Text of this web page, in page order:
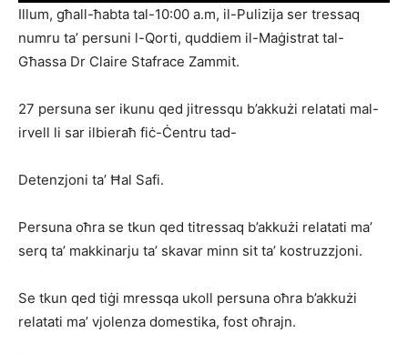
Illum, għall-ħabta tal-10:00 a.m, il-Pulizija ser tressaq
numru ta’ persuni l-Qorti, quddiem il-Maġistrat tal-
Għassa Dr Claire Stafrace Zammit.
27 persuna ser ikunu qed jitressqu b’akkużi relatati mal-
irvell li sar ilbieraħ fiċ-Ċentru tad-
Detenzjoni ta’ Ħal Safi.
Persuna oħra se tkun qed titressaq b’akkużi relatati ma’
serq ta’ makkinarju ta’ skavar minn sit ta’ kostruzzjoni.
Se tkun qed tiġi mressqa ukoll persuna oħra b’akkużi
relatati ma’ vjolenza domestika, fost oħrajn.